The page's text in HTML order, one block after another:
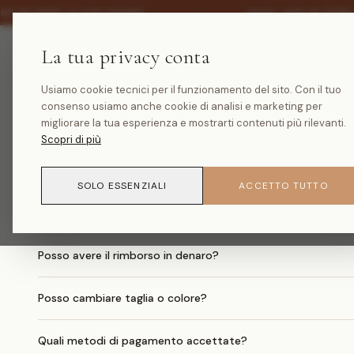
SU TUTTA LA COLLEZIONE · SALDI -30% SU
Quanto costa la spedizione?
Quando arriva il mio ordine?
Posso avere il rimborso in denaro?
Posso cambiare taglia o colore?
Quali metodi di pagamento accettate?
La tua privacy conta
Usiamo cookie tecnici per il funzionamento del sito. Con il tuo
consenso usiamo anche cookie di analisi e marketing per
migliorare la tua esperienza e mostrarti contenuti più rilevanti.
Scopri di più
SOLO ESSENZIALI ACCETTO TUTTO